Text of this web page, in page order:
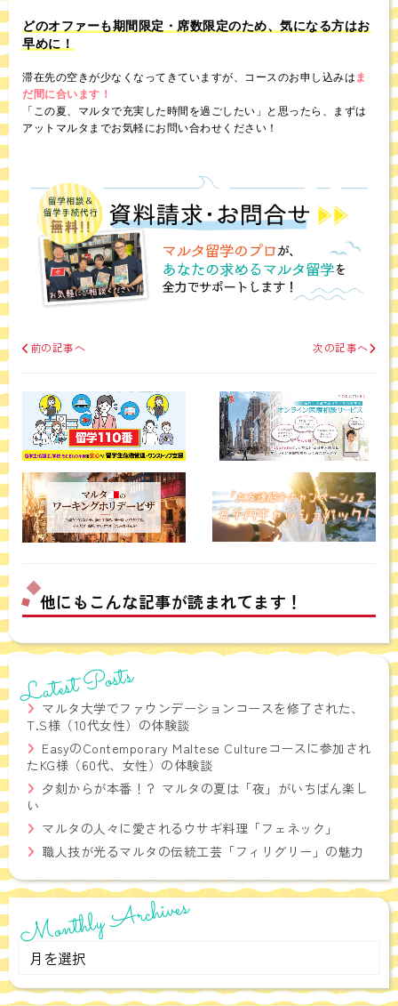
どのオファーも期間限定・席数限定のため、気になる方はお
早めに！
滞在先の空きが少なくなってきていますが、コースのお申し込みは ま
だ間に合います！
「この夏、マルタで充実した時間を過ごしたい」と思ったら、まずは
アットマルタまでお気軽にお問い合わせください！
前の記事へ 次の記事へ
他にもこんな記事が読まれてます！
Latest Posts
マルタ大学でファウンデーションコースを修了された、
T.S様（10代女性）の体験談
EasyのContemporary Maltese Cultureコースに参加され
たKG様（60代、女性）の体験談
夕刻からが本番！？ マルタの夏は「夜」がいちばん楽し
い
マルタの人々に愛されるウサギ料理「フェネック」
職人技が光るマルタの伝統工芸「フィリグリー」の魅力
Monthly Archives
Monthly
Archives